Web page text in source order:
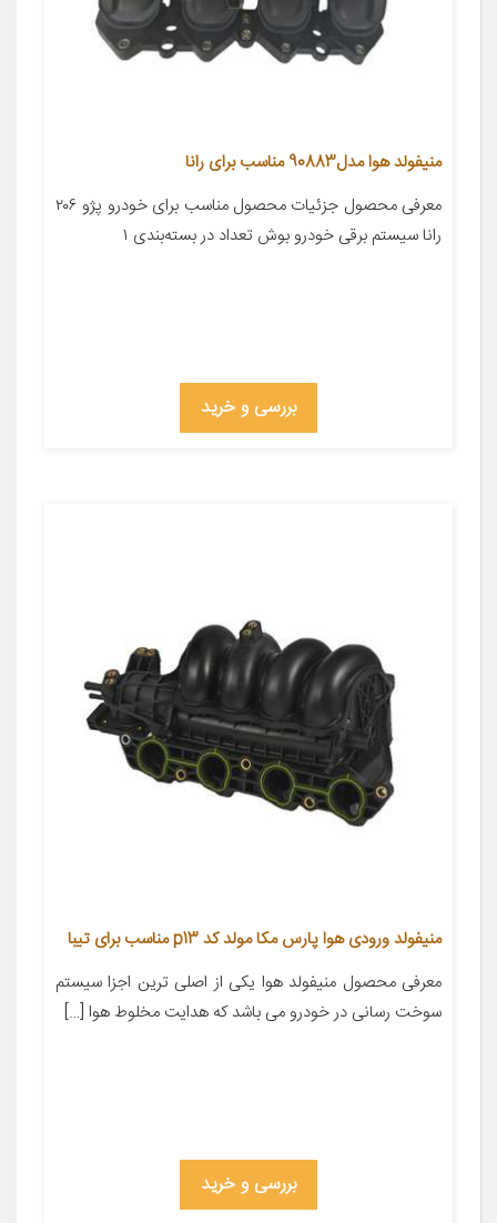
منیفولد هوا مدل90883 مناسب برای رانا
معرفی محصول جزئیات محصول مناسب برای خودرو پژو ۲۰۶
رانا سیستم برقی خودرو بوش تعداد در بسته‌بندی ۱
بررسی و خرید
منيفولد ورودى هوا پارس مکا مولد كد p13 مناسب براى تیبا
معرفی محصول منیفولد هوا یکی از اصلی ترین اجزا سیستم
سوخت رسانی در خودرو می باشد که هدایت مخلوط هوا […]
بررسی و خرید